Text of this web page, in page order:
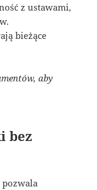
z ustawami,
bieżące
aby
bez